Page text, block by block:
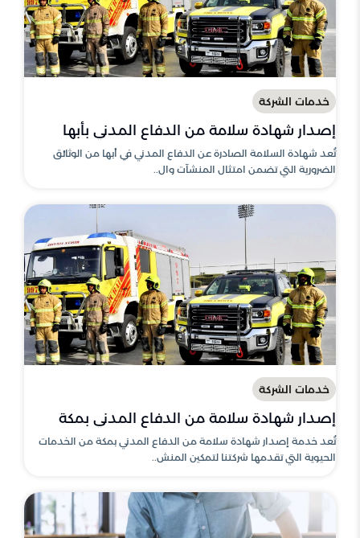
خدمات الشركة
إصدار شهادة سلامة من الدفاع المدني بأبها
تُعد شهادة السلامة الصادرة عن الدفاع المدني في أبها من الوثائق
الضرورية التي تضمن امتثال المنشآت وال..
خدمات الشركة
إصدار شهادة سلامة من الدفاع المدني بمكة
تُعد خدمة إصدار شهادة سلامة من الدفاع المدني بمكة من الخدمات
الحيوية التي تقدمها شركتنا لتمكين المنش..